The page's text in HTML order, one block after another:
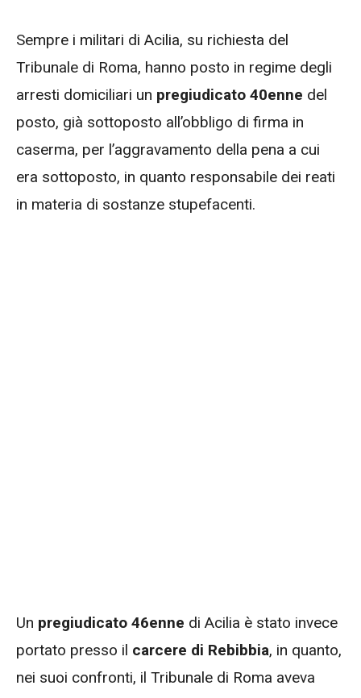
Sempre i militari di Acilia, su richiesta del
Tribunale di Roma, hanno posto in regime degli
arresti domiciliari un pregiudicato 40enne del
posto, già sottoposto all’obbligo di firma in
caserma, per l’aggravamento della pena a cui
era sottoposto, in quanto responsabile dei reati
in materia di sostanze stupefacenti.
Un pregiudicato 46enne di Acilia è stato invece
portato presso il carcere di Rebibbia, in quanto,
nei suoi confronti, il Tribunale di Roma aveva